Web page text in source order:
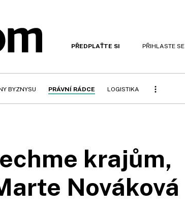
PŘEDPLAŤTE SI PŘIHLASTE SE
BYZNYSU PRÁVNÍ RÁDCE LOGISTIKA
krajům,
Nováková